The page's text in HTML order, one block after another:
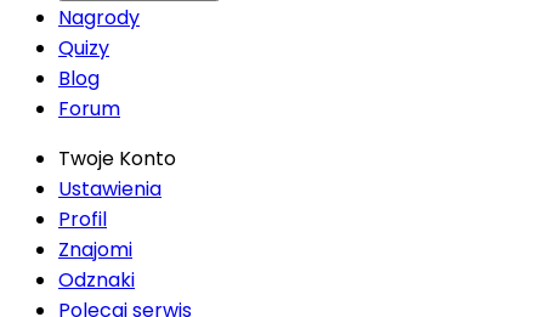
Nagrody
Quizy
Blog
Forum
Twoje Konto
Ustawienia
Profil
Znajomi
Odznaki
Polecaj serwis